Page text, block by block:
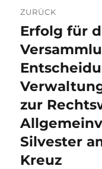
ZURÜCK
Vorheriger
Beitrag:
Erfolg für
zur
Silvester
Kreuz